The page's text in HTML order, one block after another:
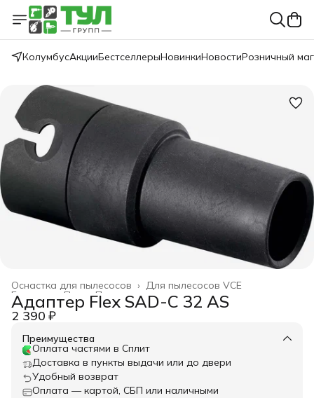
КолумбусАкцииБестселлерыНовинкиНовостиРозничный
Для пылесосов VCE
Оснастка для пылесосов ›
Принадлежности ›
Flex
Главная
Адаптер Flex SAD-C 32 AS
2 390 ₽
Преимущества
Оплата частями в Сплит
Доставка в пункты выдачи или до двери
Удобный возврат
Оплата — картой, СБП или наличными